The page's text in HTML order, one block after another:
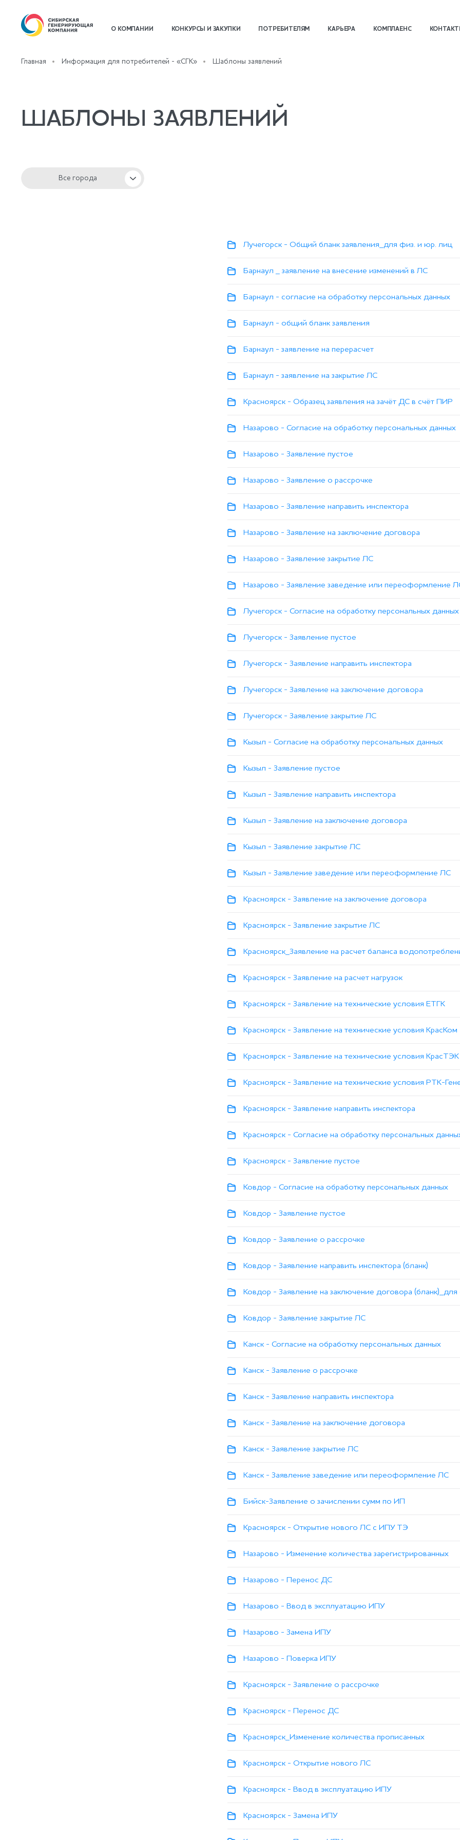
О КОМПАНИИ КОНКУРСЫ И ЗАКУПКИ ПОТРЕБИТЕЛЯМ КАРЬЕРА КОМПЛАЕНС
Главная Информация для потребителей - «СГК» Шаблоны заявлений
ШАБЛОНЫ ЗАЯВЛЕНИЙ
Все города
Лучегорск - Общий бланк заявления_для физ. и юр. лиц
Барнаул _ заявление на внесение изменений в ЛС
Барнаул - согласие на обработку персональных данных
Барнаул - общий бланк заявления
Барнаул - заявление на перерасчет
Барнаул - заявление на закрытие ЛС
Красноярск - Образец заявления на зачёт ДС в счёт ПИР
Назарово - Согласие на обработку персональных данных
Назарово - Заявление пустое
Назарово - Заявление о рассрочке
Назарово - Заявление направить инспектора
Назарово - Заявление на заключение договора
Назарово - Заявление закрытие ЛС
Назарово - Заявление заведение или переоформление
Лучегорск - Согласие на обработку персональных данных
Лучегорск - Заявление пустое
Лучегорск - Заявление направить инспектора
Лучегорск - Заявление на заключение договора
Лучегорск - Заявление закрытие ЛС
Кызыл - Согласие на обработку персональных данных
Кызыл - Заявление пустое
Кызыл - Заявление направить инспектора
Кызыл - Заявление на заключение договора
Кызыл - Заявление закрытие ЛС
Кызыл - Заявление заведение или переоформление ЛС
Красноярск - Заявление на заключение договора
Красноярск - Заявление закрытие ЛС
Красноярск_Заявление на расчет баланса
Красноярск - Заявление на расчет нагрузок
Красноярск - Заявление на технические условия ЕТГК
Красноярск - Заявление на технические условия КрасКом
Красноярск - Заявление на технические условия КрасТЭК
Красноярск - Заявление на технические условия РТК-
Красноярск - Заявление направить инспектора
Красноярск - Согласие на обработку персональных
Красноярск - Заявление пустое
Ковдор - Согласие на обработку персональных данных
Ковдор - Заявление пустое
Ковдор - Заявление о рассрочке
Ковдор - Заявление направить инспектора (бланк)
Ковдор - Заявление на заключение договора
Ковдор - Заявление закрытие ЛС
Канск - Согласие на обработку персональных данных
Канск - Заявление о рассрочке
Канск - Заявление направить инспектора
Канск - Заявление на заключение договора
Канск - Заявление закрытие ЛС
Канск - Заявление заведение или переоформление ЛС
Бийск-Заявление о зачислении сумм по ИП
Красноярск - Открытие нового ЛС с ИПУ ТЭ
Назарово - Изменение количества зарегистрированных
Назарово - Перенос ДС
Назарово - Ввод в эксплуатацию ИПУ
Назарово - Замена ИПУ
Назарово - Поверка ИПУ
Красноярск - Заявление о рассрочке
Красноярск - Перенос ДС
Красноярск_Изменение количества прописанных
Красноярск - Открытие нового ЛС
Красноярск - Ввод в эксплуатацию ИПУ
Красноярск - Замена ИПУ